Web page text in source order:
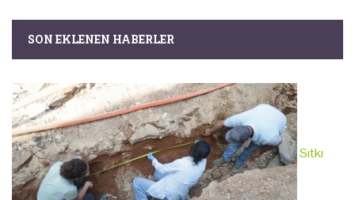
SON EKLENEN HABERLER
Sıtkı